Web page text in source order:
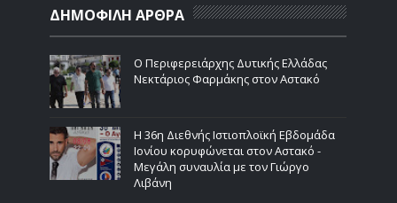
ΔΗΜΟΦΙΛΗ ΑΡΘΡΑ
Ο Περιφερειάρχης Δυτικής Ελλάδας
Νεκτάριος Φαρμάκης στον Αστακό
Η 36η Διεθνής Ιστιοπλοϊκή Εβδομάδα
Ιονίου κορυφώνεται στον Αστακό -
Μεγάλη συναυλία με τον Γιώργο
Λιβάνη